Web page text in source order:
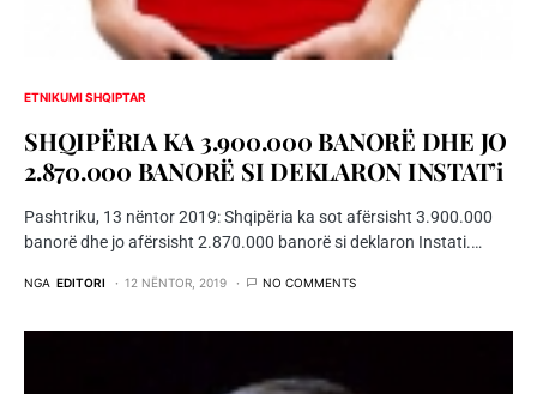
ETNIKUMI SHQIPTAR
SHQIPËRIA KA 3.900.000 BANORË DHE JO
2.870.000 BANORË SI DEKLARON INSTAT’i
Pashtriku, 13 nëntor 2019: Shqipëria ka sot afërsisht 3.900.000
banorë dhe jo afërsisht 2.870.000 banorë si deklaron Instati.…
NGA EDITORI 12 NËNTOR, 2019 NO COMMENTS